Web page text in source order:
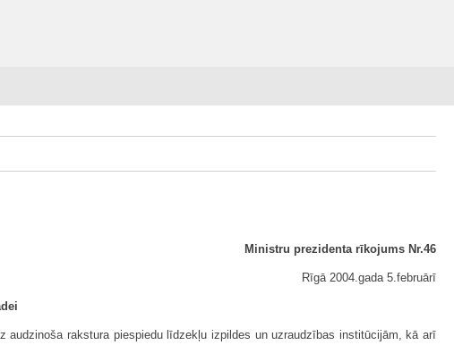
Ministru prezidenta rīkojums Nr.46
Rīgā 2004.gada 5.februārī
rakstura piespiedu līdzekļu izpildes un uzraudzības institūcijām, kā arī